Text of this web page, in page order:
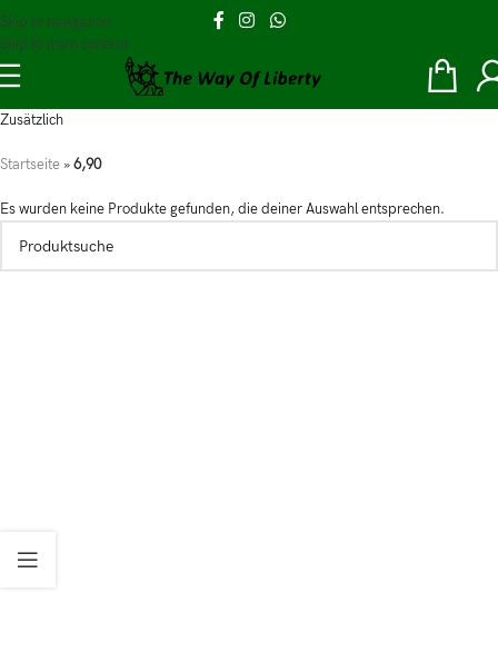
Skip to navigation
Skip to main content
Zusätzlich
Startseite »6,90
Es wurden keine Produkte gefunden, die deiner Auswahl entsprechen.